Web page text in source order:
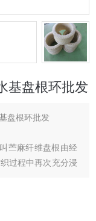
基盘根环批发
盘根环批发
苎麻纤维盘根由经
过程中再次充分浸
根据客户要求可以